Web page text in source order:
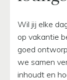
Wil jij elke
op vakantie
goed
we samen
inhoudt en